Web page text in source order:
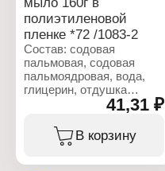
полиэтиленовой
пленке *72 /1083-2
Состав: содовая
пальмовая, содовая
пальмоядровая, вода,
глицерин, отдушка
(включая линалоол,
гексилциннамаль,
гераниол, цитронеллол),
41,31 ₽
В корзину